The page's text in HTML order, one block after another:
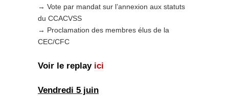
→ Vote par mandat sur l’annexion aux statuts
du CCACVSS
→ Proclamation des membres élus de la
CEC/CFC
Voir le replay ici
Vendredi 5 juin